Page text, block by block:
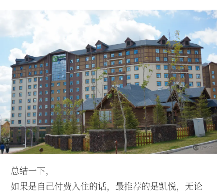
总结一下，
如果是自己付费入住的话，最推荐的是凯悦，无论